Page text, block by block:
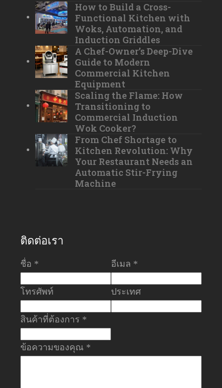
How to Build a Cross-
Functional Kitchen with
Woks, Automation, and
Induction Griddles
A Chef-Owner’s Deep-Dive
Guide to Modern
Commercial Kitchen
Equipment
Scaling the Flame: How
Transitioning to
Commercial Induction
Wok Cooker?
From Chef Shortage to
Kitchen Revolution: Why
Your Restaurant Needs an
Automatic Stir-Frying
Machine
ติดต่อเรา
ชื่อ * อีเมล *
โทรศัพท์ ประเทศ
สินค้าที่ต้องการ *
ข้อความของคุณ *